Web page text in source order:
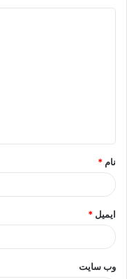
*
نام *
ایمیل *
وب‌ سایت